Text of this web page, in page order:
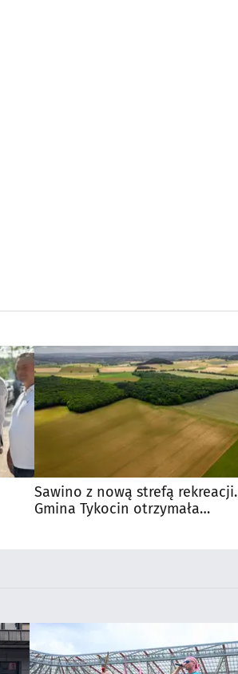
Sawino z nową strefą rekreacji.
Gmina Tykocin otrzymała